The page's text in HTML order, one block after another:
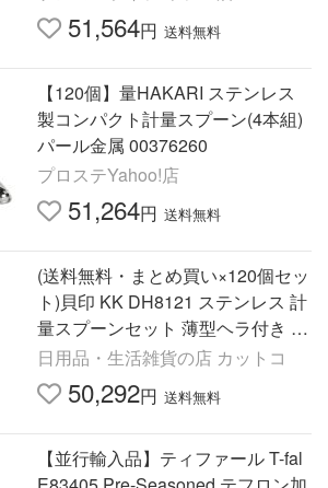
51,564円 送料無料
【120個】量HAKARI ステンレス
製コンパクト計量スプーン(4本組)
パール金属 00376260
プロステYahoo!店
51,264円 送料無料
(送料無料・まとめ買い×120個セッ
ト)貝印 KK DH8121 ステンレス 計
量スプーンセット 薄型ヘラ付き 調
理用小物
日用品・生活雑貨の店 カットコ
50,292円 送料無料
【並行輸入品】ティファール T-fal